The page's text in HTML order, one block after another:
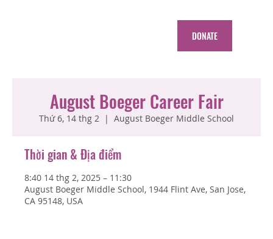
DONATE
August Boeger Career Fair
Thứ 6, 14 thg 2
  |
August Boeger Middle School
Thời gian & Địa điểm
8:40 14 thg 2, 2025 – 11:30
August Boeger Middle School, 1944 Flint Ave, San Jose,
CA 95148, USA